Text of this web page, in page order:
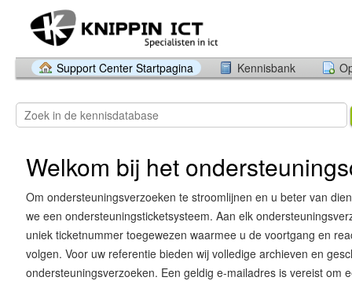
Support Center Startpagina Kennisbank
Welkom bij het
Om ondersteuningsverzoeken te stroomlijnen en u beter van
we een ondersteuningsticketsysteem. Aan elk
uniek ticketnummer toegewezen waarmee u de voortgang en
volgen. Voor uw referentie bieden wij volledige archieven en
ondersteuningsverzoeken. Een geldig e-mailadres is vereist om